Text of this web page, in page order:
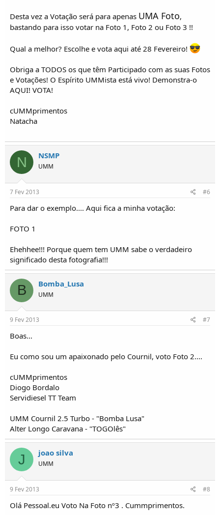
Desta vez a Votação será para apenas UMA Foto,
bastando para isso votar na Foto 1, Foto 2 ou Foto 3 !!
Qual a melhor? Escolhe e vota aqui até 28 Fevereiro!
Obriga a TODOS os que têm Participado com as suas Fotos
e Votações! O Espírito UMMista está vivo! Demonstra-o
AQUI! VOTA!
cUMMprimentos
Natacha
N NSMP
UMM
7 Fev 2013 #6
Para dar o exemplo.... Aqui fica a minha votação:
FOTO 1
Ehehhee!!! Porque quem tem UMM sabe o verdadeiro
significado desta fotografia!!!
B Bomba_Lusa
UMM
9 Fev 2013 #7
Boas...
Eu como sou um apaixonado pelo Cournil, voto Foto 2....
cUMMprimentos
Diogo Bordalo
Servidiesel TT Team
UMM Cournil 2.5 Turbo - "Bomba Lusa"
Alter Longo Caravana - "TOGOlês"
J joao silva
UMM
9 Fev 2013 #8
Olá Pessoal.eu Voto Na Foto nº3 . Cummprimentos.